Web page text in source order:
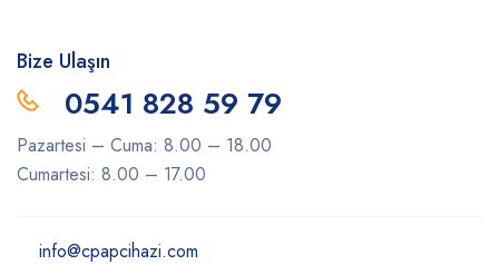
Bize Ulaşın
0541 828 59 79
Pazartesi – Cuma: 8.00 – 18.00
Cumartesi: 8.00 – 17.00
info@cpapcihazi.com